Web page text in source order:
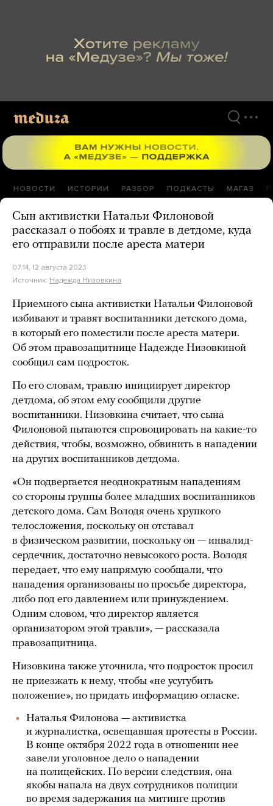
НОВОСТИ ИСТОРИИ РАЗБОР ПОДКАСТЫ МАГАЗ
Сын активистки Натальи Филоновой
рассказал о побоях и травле в детдоме, куда
его отправили после ареста матери
07:14, 12 августа 2023
Источник: Надежда Низовкина
Приемного сына активистки Натальи Филоновой
избивают и травят воспитанники детского дома,
в который его поместили после ареста матери.
Об этом правозащитнице Надежде Низовкиной
сообщил сам подросток.
По его словам, травлю инициирует директор
детдома, об этом ему сообщили другие
воспитанники. Низовкина считает, что сына
Филоновой пытаются спровоцировать на какие-то
действия, чтобы, возможно, обвинить в нападении
на других воспитанников детдома.
«Он подвергается неоднократным нападениям
со стороны группы более младших воспитанников
детского дома. Сам Володя очень хрупкого
телосложения, поскольку он отставал
в физическом развитии, поскольку он — инвалид-
сердечник, достаточно невысокого роста. Володя
передает, что ему напрямую сообщали, что
нападения организованы по просьбе директора,
либо под его давлением или принуждением.
Одним словом, что директор является
организатором этой травли», — рассказала
правозащитница.
Низовкина также уточнила, что подросток просил
не приезжать к нему, чтобы «не усугубить
положение», но придать информацию огласке.
Наталья Филонова — активистка
и журналистка, освещавшая протесты в России.
В конце октября 2022 года в отношении нее
завели уголовное дело о нападении
на полицейских. По версии следствия, она
якобы напала на двух сотрудников полиции
во время задержания на митинге против